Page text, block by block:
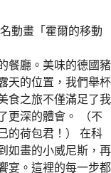
動畫「霍爾的移動
餐廳。美味的德國豬
天的位置，我們舉杯
食之旅不僅滿足了我
更深的體會。 （不
的荷包君！） 在科
如畫的小威尼斯，再
宴。這裡的每一步都